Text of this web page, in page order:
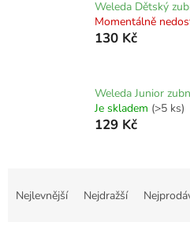
Weleda Dětský
Momentálně
130 Kč
Weleda Junior
Je skladem (>5 ks)
129 Kč
Nejlevnější Nejdražší